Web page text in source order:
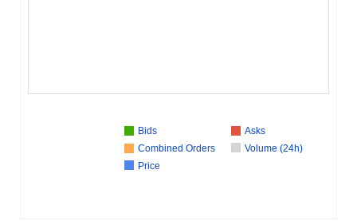
Bids
Asks
Combined Orders
Volume (24h)
Price